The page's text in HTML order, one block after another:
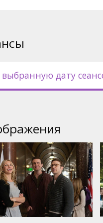
на английском языке
языках.
дату